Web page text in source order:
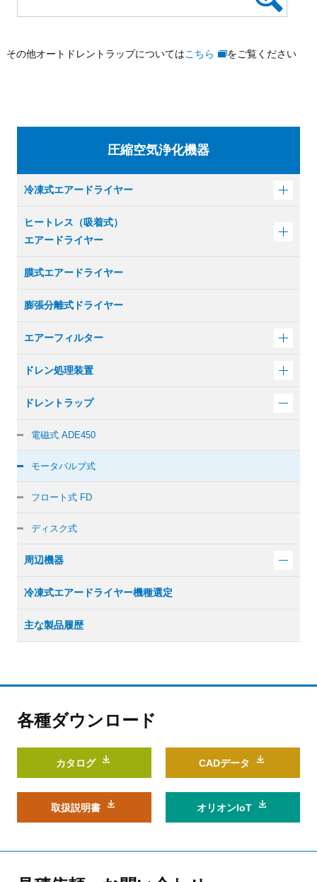
その他オートドレントラップについてはこちら をご覧ください
圧縮空気浄化機器
冷凍式エアードライヤー
ヒートレス（吸着式）
エアードライヤー
膜式エアードライヤー
膨張分離式ドライヤー
エアーフィルター
ドレン処理装置
ドレントラップ
電磁式 ADE450
モータバルブ式
フロート式 FD
ディスク式
周辺機器
冷凍式エアードライヤー機種選定
主な製品履歴
各種ダウンロード
カタログ CADデータ
取扱説明書 オリオンIoT